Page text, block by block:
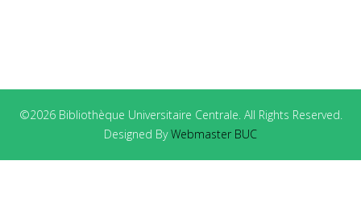
©2026 Bibliothèque Universitaire Centrale. All Rights Reserved.
Designed ByWebmaster BUC